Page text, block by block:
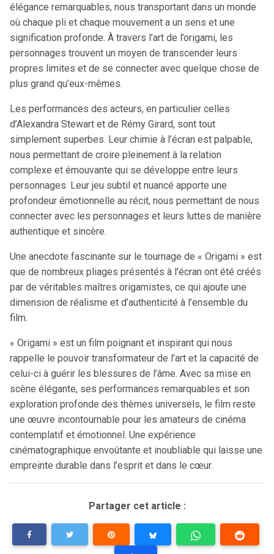
élégance remarquables, nous transportant dans un monde
où chaque pli et chaque mouvement a un sens et une
signification profonde. À travers l’art de l’origami, les
personnages trouvent un moyen de transcender leurs
propres limites et de se connecter avec quelque chose de
plus grand qu’eux-mêmes.
Les performances des acteurs, en particulier celles
d’Alexandra Stewart et de Rémy Girard, sont tout
simplement superbes. Leur chimie à l’écran est palpable,
nous permettant de croire pleinement à la relation
complexe et émouvante qui se développe entre leurs
personnages. Leur jeu subtil et nuancé apporte une
profondeur émotionnelle au récit, nous permettant de nous
connecter avec les personnages et leurs luttes de manière
authentique et sincère.
Une anecdote fascinante sur le tournage de « Origami » est
que de nombreux pliages présentés à l’écran ont été créés
par de véritables maîtres origamistes, ce qui ajoute une
dimension de réalisme et d’authenticité à l’ensemble du
film.
« Origami » est un film poignant et inspirant qui nous
rappelle le pouvoir transformateur de l’art et la capacité de
celui-ci à guérir les blessures de l’âme. Avec sa mise en
scène élégante, ses performances remarquables et son
exploration profonde des thèmes universels, le film reste
une œuvre incontournable pour les amateurs de cinéma
contemplatif et émotionnel. Une expérience
cinématographique envoûtante et inoubliable qui laisse une
empreinte durable dans l’esprit et dans le cœur.
Partager cet article :